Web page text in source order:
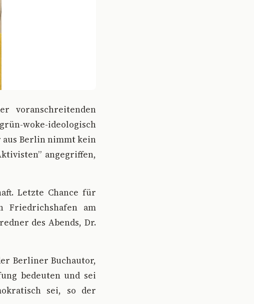
voranschreitenden
woke-ideologisch
aus Berlin nimmt kein
angegriffen,
Letzte Chance für
Friedrichshafen am
des Abends, Dr.
Berliner Buchautor,
bedeuten und sei
sei, so der